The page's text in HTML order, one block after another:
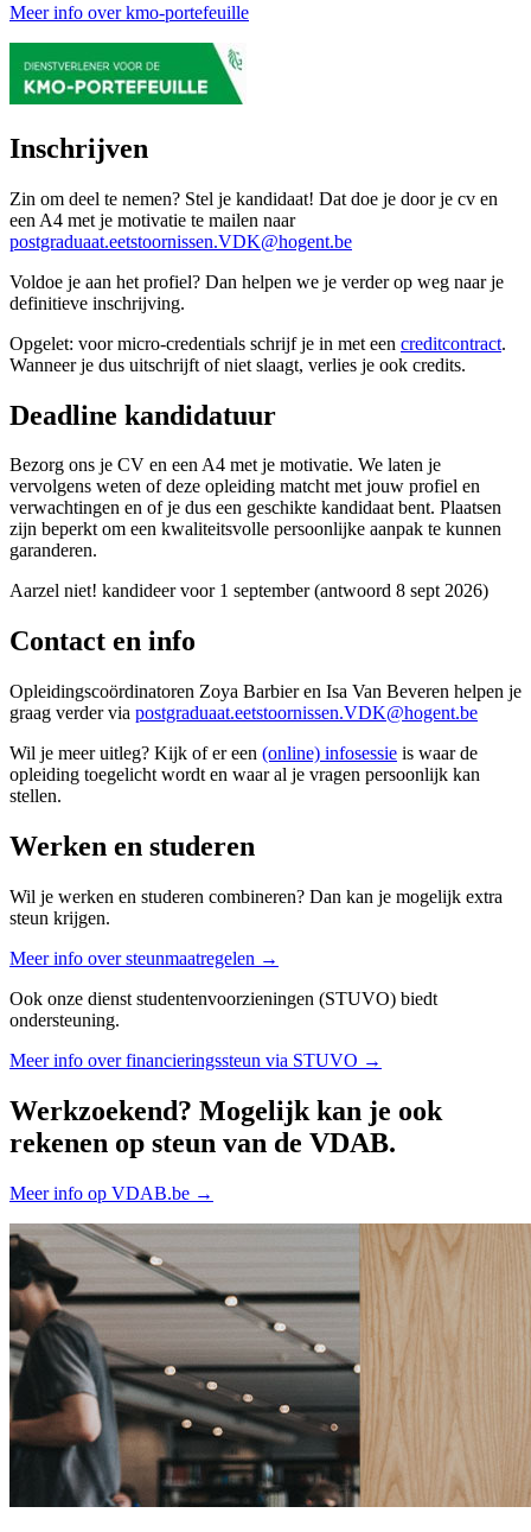
Meer info over kmo-portefeuille
Inschrijven
Zin om deel te nemen? Stel je kandidaat! Dat doe je door je cv en
een A4 met je motivatie te mailen naar
postgraduaat.eetstoornissen.VDK@hogent.be
Voldoe je aan het profiel? Dan helpen we je verder op weg naar je
definitieve inschrijving.
Opgelet: voor micro-credentials schrijf je in met een creditcontract.
Wanneer je dus uitschrijft of niet slaagt, verlies je ook credits.
Deadline kandidatuur
Bezorg ons je CV en een A4 met je motivatie. We laten je
vervolgens weten of deze opleiding matcht met jouw profiel en
verwachtingen en of je dus een geschikte kandidaat bent. Plaatsen
zijn beperkt om een kwaliteitsvolle persoonlijke aanpak te kunnen
garanderen.
Aarzel niet! kandideer voor 1 september (antwoord 8 sept 2026)
Contact en info
Opleidingscoördinatoren Zoya Barbier en Isa Van Beveren helpen je
graag verder via postgraduaat.eetstoornissen.VDK@hogent.be
Wil je meer uitleg? Kijk of er een (online) infosessie is waar de
opleiding toegelicht wordt en waar al je vragen persoonlijk kan
stellen.
Werken en studeren
Wil je werken en studeren combineren? Dan kan je mogelijk extra
steun krijgen.
Meer info over steunmaatregelen →
Ook onze dienst studentenvoorzieningen (STUVO) biedt
ondersteuning.
Meer info over financieringssteun via STUVO →
Werkzoekend? Mogelijk kan je ook
rekenen op steun van de VDAB.
Meer info op VDAB.be →